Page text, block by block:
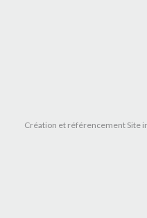
Création et référencement Site